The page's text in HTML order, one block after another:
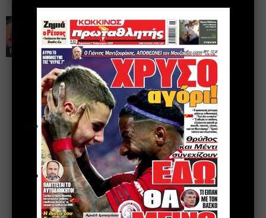
PHOTOLIFE
Mία φωτογραφία,
όλο το παιχνίδι…